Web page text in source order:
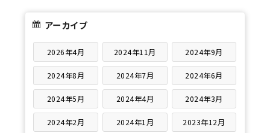
アーカイブ
2026年4月 2024年11月 2024年9月
2024年8月 2024年7月 2024年6月
2024年5月 2024年4月 2024年3月
2024年2月 2024年1月 2023年12月